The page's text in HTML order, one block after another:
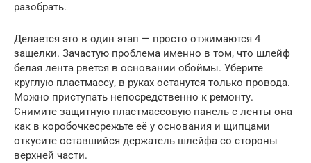
разобрать.
Делается это в один этап — просто отжимаются 4
защелки. Зачастую проблема именно в том, что шлейф
белая лента рвется в основании обоймы. Уберите
круглую пластмассу, в руках останутся только провода.
Можно приступать непосредственно к ремонту.
Снимите защитную пластмассовую панель с ленты она
как в коробочкесрежьте её у основания и щипцами
откусите оставшийся держатель шлейфа со стороны
верхней части.